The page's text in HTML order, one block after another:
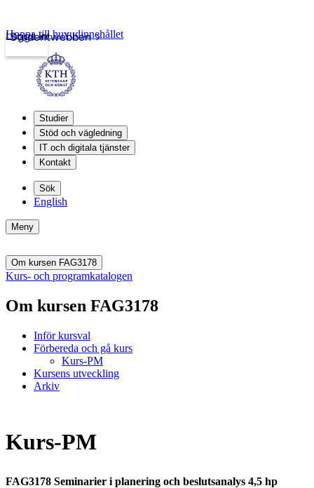
Studentwebben
Logga in
Hoppa till huvudinnehållet
Studier
Stöd och vägledning
IT och digitala tjänster
Kontakt
Sök
English
Meny
Om kursen FAG3178
Kurs- och programkatalogen
Om kursen FAG3178
Inför kursval
Förbereda och gå kurs
Kurs-PM
Kursens utveckling
Arkiv
Kurs-PM
FAG3178 Seminarier i planering och beslutsanalys 4,5 hp